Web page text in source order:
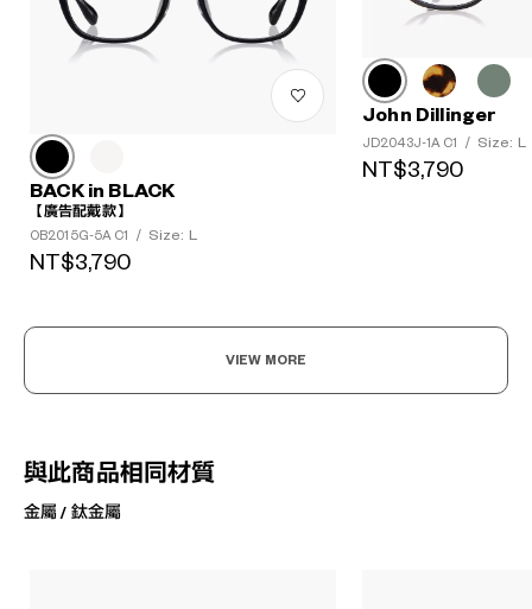
BACK in BLACK
【廣告配戴款】
OB2015G-5A C1
/ Size: L
NT$3,790
John Dillinger
JD2043J-1A C1 / Size: L
NT$3,790
VIEW MORE
與此商品相同材質
金屬 / 鈦金屬